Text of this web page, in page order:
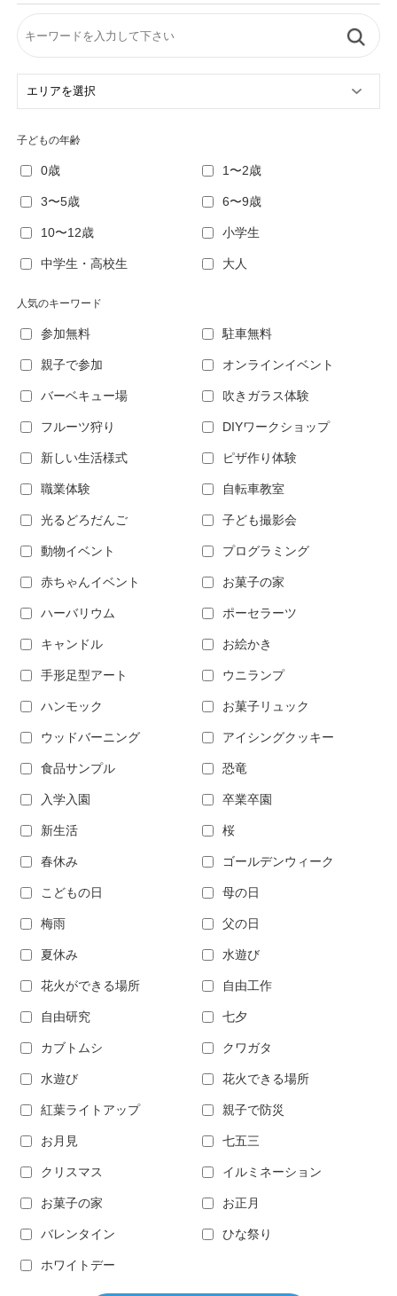
子どもの年齢
0歳 1〜2歳
3〜5歳 6〜9歳
10〜12歳 小学生
中学生・高校生 大人
人気のキーワード
参加無料 駐車無料
親子で参加 オンラインイベント
バーベキュー場 吹きガラス体験
フルーツ狩り DIYワークショップ
新しい生活様式 ピザ作り体験
職業体験 自転車教室
光るどろだんご 子ども撮影会
動物イベント プログラミング
赤ちゃんイベント お菓子の家
ハーバリウム ポーセラーツ
キャンドル お絵かき
手形足型アート ウニランプ
ハンモック お菓子リュック
ウッドバーニング アイシングクッキー
食品サンプル 恐竜
入学入園 卒業卒園
新生活 桜
春休み ゴールデンウィーク
こどもの日 母の日
梅雨 父の日
夏休み 水遊び
花火ができる場所 自由工作
自由研究 七夕
カブトムシ クワガタ
水遊び 花火できる場所
紅葉ライトアップ 親子で防災
お月見 七五三
クリスマス イルミネーション
お菓子の家 お正月
バレンタイン ひな祭り
ホワイトデー